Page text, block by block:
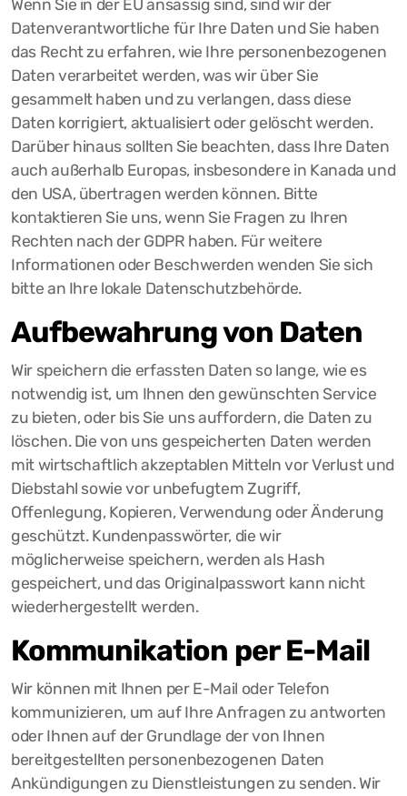
Wenn Sie in der EU ansässig sind, sind wir der
Datenverantwortliche für Ihre Daten und Sie haben
das Recht zu erfahren, wie Ihre personenbezogenen
Daten verarbeitet werden, was wir über Sie
gesammelt haben und zu verlangen, dass diese
Daten korrigiert, aktualisiert oder gelöscht werden.
Darüber hinaus sollten Sie beachten, dass Ihre Daten
auch außerhalb Europas, insbesondere in Kanada und
den USA, übertragen werden können. Bitte
kontaktieren Sie uns, wenn Sie Fragen zu Ihren
Rechten nach der GDPR haben. Für weitere
Informationen oder Beschwerden wenden Sie sich
bitte an Ihre lokale Datenschutzbehörde.
Aufbewahrung von Daten
Wir speichern die erfassten Daten so lange, wie es
notwendig ist, um Ihnen den gewünschten Service
zu bieten, oder bis Sie uns auffordern, die Daten zu
löschen. Die von uns gespeicherten Daten werden
mit wirtschaftlich akzeptablen Mitteln vor Verlust und
Diebstahl sowie vor unbefugtem Zugriff,
Offenlegung, Kopieren, Verwendung oder Änderung
geschützt. Kundenpasswörter, die wir
möglicherweise speichern, werden als Hash
gespeichert, und das Originalpasswort kann nicht
wiederhergestellt werden.
Kommunikation per E-Mail
Wir können mit Ihnen per E-Mail oder Telefon
kommunizieren, um auf Ihre Anfragen zu antworten
oder Ihnen auf der Grundlage der von Ihnen
bereitgestellten personenbezogenen Daten
Ankündigungen zu Dienstleistungen zu senden. Wir